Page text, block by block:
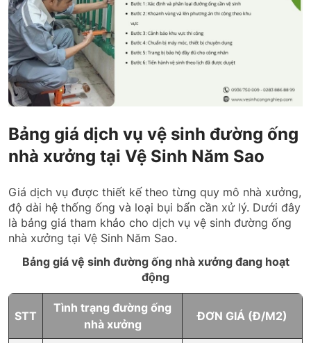
Bảng giá dịch vụ vệ sinh đường ống
nhà xưởng tại Vệ Sinh Năm Sao
Giá dịch vụ được thiết kế theo từng quy mô nhà xưởng,
độ dài hệ thống ống và loại bụi bẩn cần xử lý. Dưới đây
là bảng giá tham khảo cho dịch vụ vệ sinh đường ống
nhà xưởng tại Vệ Sinh Năm Sao.
Bảng giá vệ sinh đường ống nhà xưởng đang hoạt
động
STT
Tình trạng đường ống
nhà xưởng
ĐƠN GIÁ (Đ/M2)